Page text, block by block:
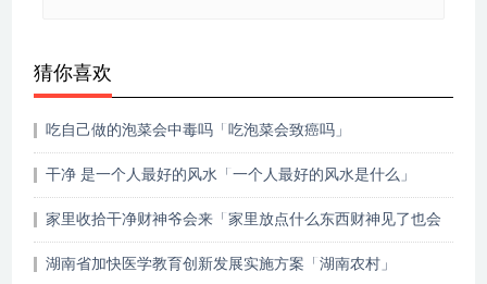
猜你喜欢
吃自己做的泡菜会中毒吗「吃泡菜会致癌吗」
干净 是一个人最好的风水「一个人最好的风水是什么」
家里收拾干净财神爷会来「家里放点什么东西财神见了也会
湖南省加快医学教育创新发展实施方案「湖南农村」